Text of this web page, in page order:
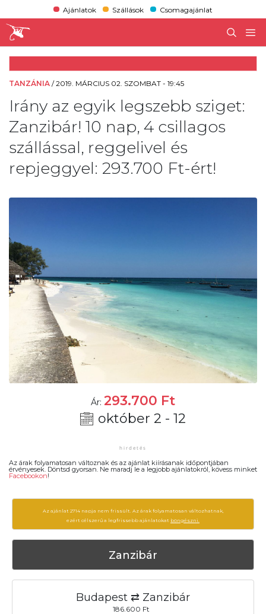
Ajánlatok Szállások Csomagajánlat
TANZÁNIA /2019. MÁRCIUS 02. SZOMBAT - 19:45
Irány az egyik legszebb sziget:
Zanzibár! 10 nap, 4 csillagos
szállással, reggelivel és
repjeggyel: 293.700 Ft-ért!
Ár: 293.700 Ft
október 2 - 12
Az árak folyamatosan változnak és az ajánlat kiírásanak időpontjában
érvényesek. Döntsd gyorsan. Ne maradj le a legjobb ajánlatokról, kövess minket
Facebookon!
Az ajánlat 2714 napja nem frissült. Az árak folyamatosan változhatnak,
ezért célszerű a legfrissebb ajánlatokat böngészni.
Zanzibár
Budapest ⇄ Zanzibár
186.600 Ft